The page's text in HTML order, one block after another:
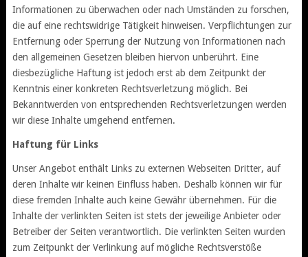
Informationen zu überwachen oder nach Umständen zu forschen,
die auf eine rechtswidrige Tätigkeit hinweisen. Verpflichtungen zur
Entfernung oder Sperrung der Nutzung von Informationen nach
den allgemeinen Gesetzen bleiben hiervon unberührt. Eine
diesbezügliche Haftung ist jedoch erst ab dem Zeitpunkt der
Kenntnis einer konkreten Rechtsverletzung möglich. Bei
Bekanntwerden von entsprechenden Rechtsverletzungen werden
wir diese Inhalte umgehend entfernen.
Haftung für Links
Unser Angebot enthält Links zu externen Webseiten Dritter, auf
deren Inhalte wir keinen Einfluss haben. Deshalb können wir für
diese fremden Inhalte auch keine Gewähr übernehmen. Für die
Inhalte der verlinkten Seiten ist stets der jeweilige Anbieter oder
Betreiber der Seiten verantwortlich. Die verlinkten Seiten wurden
zum Zeitpunkt der Verlinkung auf mögliche Rechtsverstöße